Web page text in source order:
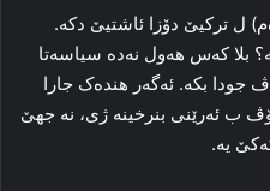
ل ترکیێ دۆزا ئاشتیێ دکه‌.
بلا که‌س هه‌ول نه‌ده‌ سیاسه‌تا
جودا بکه‌. ئه‌گه‌ر هنده‌ک جارا
ب ئه‌رێنی بنرخینه‌ ژی، نه‌ جهێ
یه‌.